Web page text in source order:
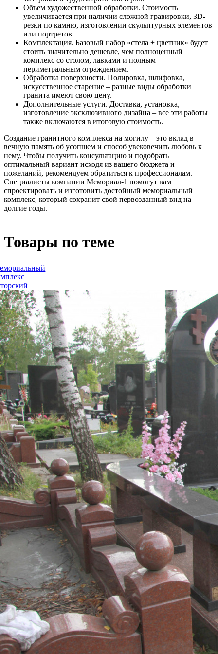
Объем художественной обработки. Стоимость
увеличивается при наличии сложной гравировки, 3D-
резки по камню, изготовлении скульптурных элементов
или портретов.
Комплектация. Базовый набор «стела + цветник» будет
стоить значительно дешевле, чем полноценный
комплекс со столом, лавками и полным
периметральным ограждением.
Обработка поверхности. Полировка, шлифовка,
искусственное старение – разные виды обработки
гранита имеют свою цену.
Дополнительные услуги. Доставка, установка,
изготовление эксклюзивного дизайна – все эти работы
также включаются в итоговую стоимость.
Создание гранитного комплекса на могилу – это вклад в
вечную память об усопшем и способ увековечить любовь к
нему. Чтобы получить консультацию и подобрать
оптимальный вариант исходя из вашего бюджета и
пожеланий, рекомендуем обратиться к профессионалам.
Специалисты компании Мемориал-1 помогут вам
спроектировать и изготовить достойный мемориальный
комплекс, который сохранит свой первозданный вид на
долгие годы.
Товары по теме